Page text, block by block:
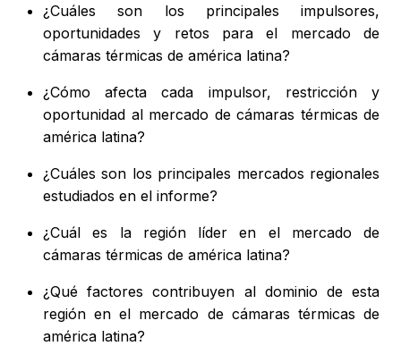
¿Cuáles son los principales impulsores,
oportunidades y retos para el mercado de
cámaras térmicas de américa latina?
¿Cómo afecta cada impulsor, restricción y
oportunidad al mercado de cámaras térmicas de
américa latina?
¿Cuáles son los principales mercados regionales
estudiados en el informe?
¿Cuál es la región líder en el mercado de
cámaras térmicas de américa latina?
¿Qué factores contribuyen al dominio de esta
región en el mercado de cámaras térmicas de
américa latina?